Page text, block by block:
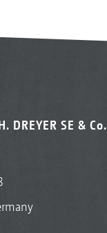
DREYER SE & Co.